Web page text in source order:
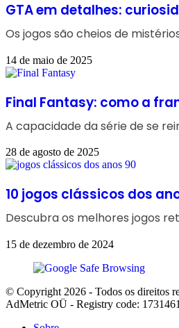
GTA em detalhes:
Os jogos são cheios de
14 de maio de 2025
Final Fantasy: como a
A capacidade da série de se
28 de agosto de 2025
10 jogos clássicos dos
Descubra os melhores jogos
15 de dezembro de 2024
© Copyright 2026 - Todos os direitos
AdMetric OÜ - Registry code: